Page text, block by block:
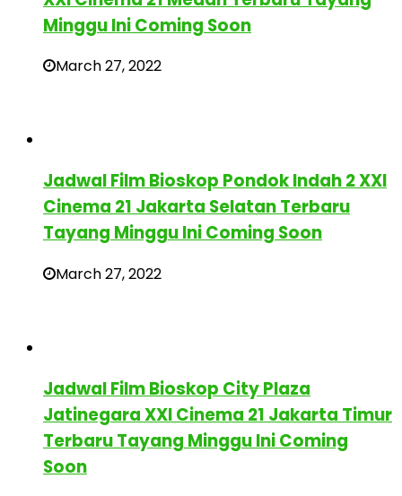
Minggu Ini Coming Soon
March 27, 2022
Jadwal Film Bioskop Pondok Indah 2 XXI
Cinema 21 Jakarta Selatan Terbaru
Tayang Minggu Ini Coming Soon
March 27, 2022
Jadwal Film Bioskop City Plaza
Jatinegara XXI Cinema 21 Jakarta Timur
Terbaru Tayang Minggu Ini Coming
Soon